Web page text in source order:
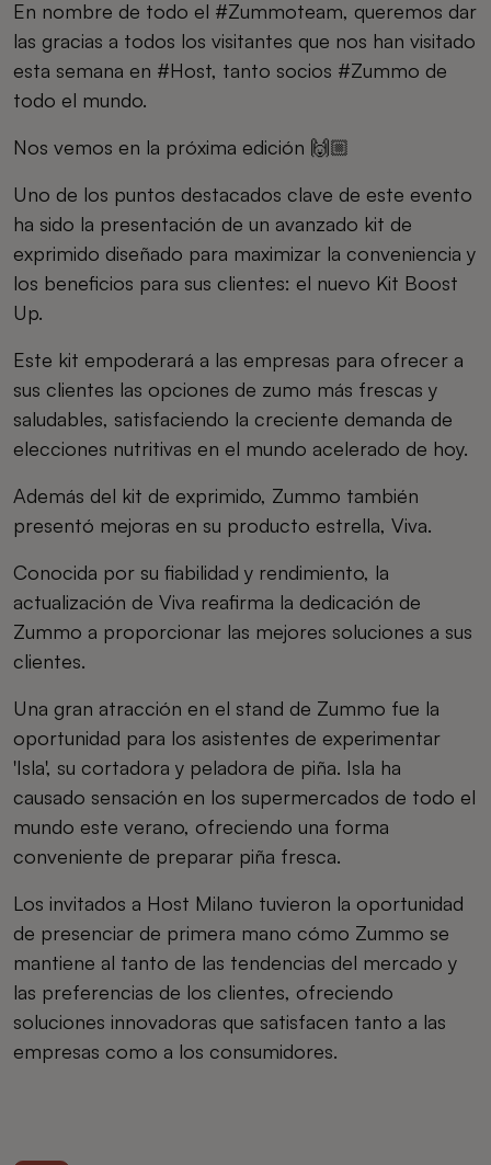
En nombre de todo el #Zummoteam, queremos dar
las gracias a todos los visitantes que nos han visitado
esta semana en #Host, tanto socios #Zummo de
todo el mundo.
Nos vemos en la próxima edición 🙌🏼
Uno de los puntos destacados clave de este evento
ha sido la presentación de un avanzado kit de
exprimido diseñado para maximizar la conveniencia y
los beneficios para sus clientes: el nuevo Kit Boost
Up.
Este kit empoderará a las empresas para ofrecer a
sus clientes las opciones de zumo más frescas y
saludables, satisfaciendo la creciente demanda de
elecciones nutritivas en el mundo acelerado de hoy.
Además del kit de exprimido, Zummo también
presentó mejoras en su producto estrella, Viva.
Conocida por su fiabilidad y rendimiento, la
actualización de Viva reafirma la dedicación de
Zummo a proporcionar las mejores soluciones a sus
clientes.
Una gran atracción en el stand de Zummo fue la
oportunidad para los asistentes de experimentar
'Isla', su cortadora y peladora de piña. Isla ha
causado sensación en los supermercados de todo el
mundo este verano, ofreciendo una forma
conveniente de preparar piña fresca.
Los invitados a Host Milano tuvieron la oportunidad
de presenciar de primera mano cómo Zummo se
mantiene al tanto de las tendencias del mercado y
las preferencias de los clientes, ofreciendo
soluciones innovadoras que satisfacen tanto a las
empresas como a los consumidores.